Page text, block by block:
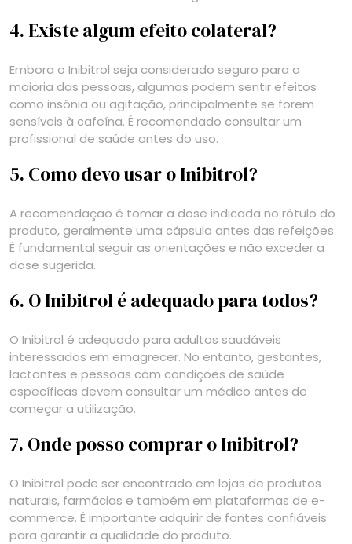
4. Existe algum efeito colateral?
Embora o Inibitrol seja considerado seguro para a
maioria das pessoas, algumas podem sentir efeitos
como insônia ou agitação, principalmente se forem
sensíveis à cafeína. É recomendado consultar um
profissional de saúde antes do uso.
5. Como devo usar o Inibitrol?
A recomendação é tomar a dose indicada no rótulo do
produto, geralmente uma cápsula antes das refeições.
É fundamental seguir as orientações e não exceder a
dose sugerida.
6. O Inibitrol é adequado para todos?
O Inibitrol é adequado para adultos saudáveis
interessados em emagrecer. No entanto, gestantes,
lactantes e pessoas com condições de saúde
específicas devem consultar um médico antes de
começar a utilização.
7. Onde posso comprar o Inibitrol?
O Inibitrol pode ser encontrado em lojas de produtos
naturais, farmácias e também em plataformas de e-
commerce. É importante adquirir de fontes confiáveis
para garantir a qualidade do produto.